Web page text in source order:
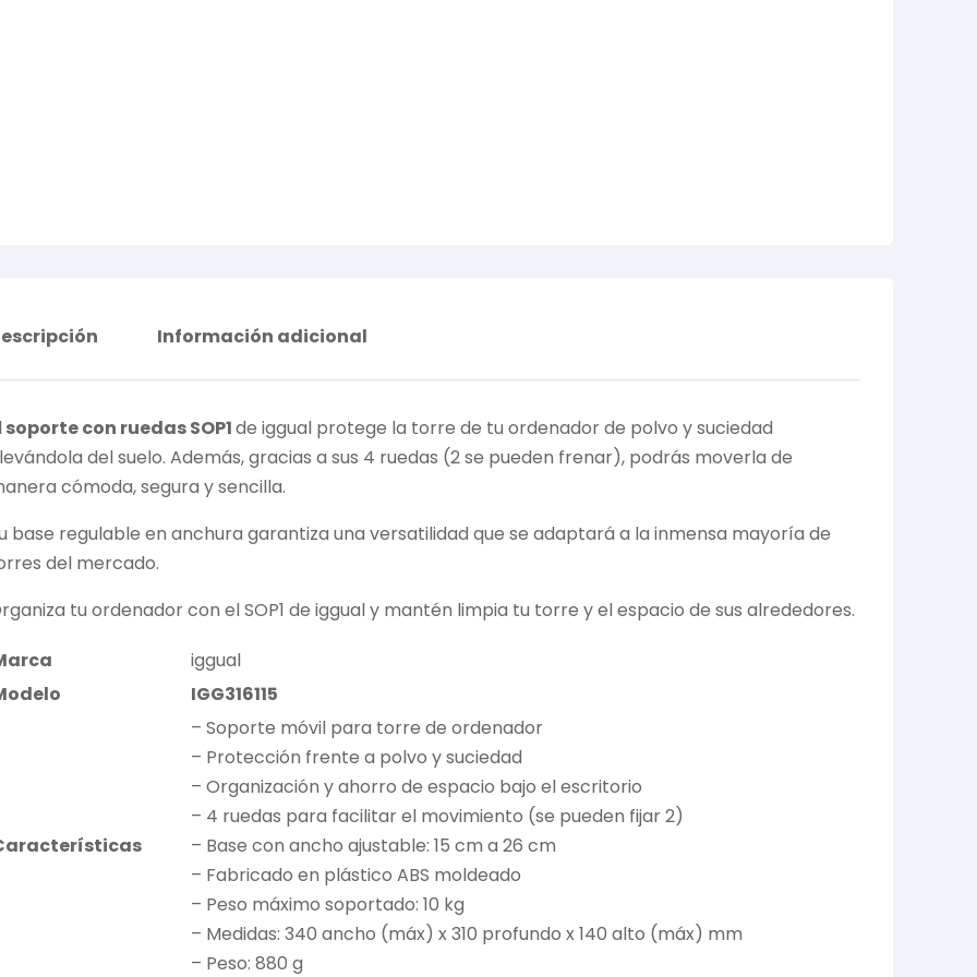
Información adicional
soporte con ruedas SOP1de iggual protege la torre de tu ordenador de polvo y suciedad
del suelo. Además, gracias a sus 4 ruedas (2 se pueden frenar), podrás moverla de
cómoda, segura y sencilla.
base regulable en anchura garantiza una versatilidad que se adaptará a la inmensa mayoría de
del mercado.
tu ordenador con el SOP1 de iggual y mantén limpia tu torre y el espacio de sus alrededores.
iggual
IGG316115
– Soporte móvil para torre de ordenador
– Protección frente a polvo y suciedad
– Organización y ahorro de espacio bajo el escritorio
– 4 ruedas para facilitar el movimiento (se pueden fijar 2)
– Base con ancho ajustable: 15 cm a 26 cm
– Fabricado en plástico ABS moldeado
– Peso máximo soportado: 10 kg
– Medidas: 340 ancho (máx) x 310 profundo x 140 alto (máx) mm
– Peso: 880 g